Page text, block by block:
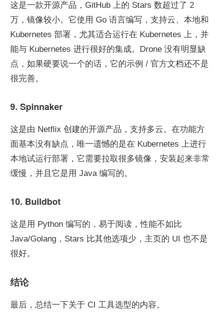
这是一款开源产品，GitHub 上的 Stars 数超过了 2
万，镜像较小。它使用 Go 语言编写，支持云、本地和
Kubernetes 部署，尤其适合运行在 Kubernetes 上，并
能与 Kubernetes 进行很好的集成。Drone 没有明显缺
点，如果硬要说一个的话，它的示例 / 官方文档还不是
很完善。
9. Spinnaker
这是由 Netflix 创建的开源产品，支持多云。在功能方
面基本没有缺点，唯一遗憾的是在 Kubernetes 上进行
本地试运行部署，它需要拉取很多镜像，安装起来非常
缓慢，并且它是用 Java 编写的。
10. Buildbot
这是用 Python 编写的，易于阅读，性能不如比
Java/Golang，Stars 比其他选项少，主页的 UI 也不是
很好。
结论
最后，总结一下关于 CI 工具选型的内容。